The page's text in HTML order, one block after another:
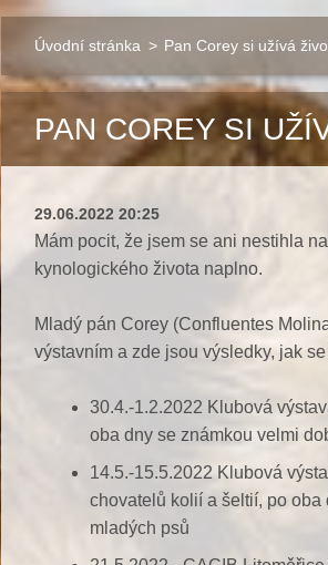
Úvodní stránka > Pan Corey si užívá
PAN COREY SI
29.06.2022 20:25
Mám pocit, že jsem se ani nestihla
kynologického života naplno.
Mladý pán Corey (Confluentes
výstavním a zde jsou výsledky, jak
30.4.-1.2.2022 Klubová
oba dny se známkou velmi
14.5.-15.5.2022 Klubová
chovatelů kolií a šeltií, po
mladých psů